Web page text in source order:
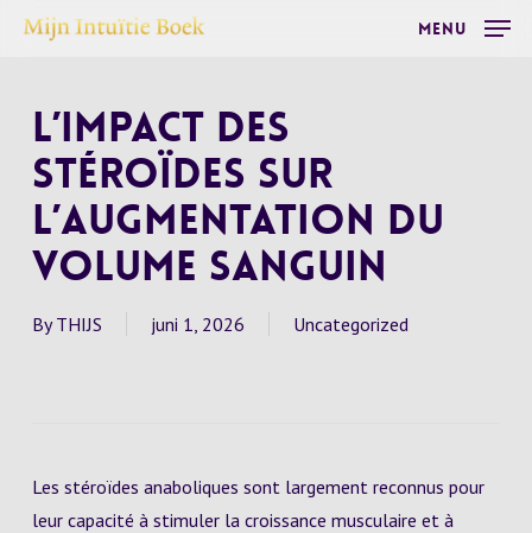
Skip
content
Menu
L’impact des
stéroïdes sur
l’augmentation du
volume sanguin
By THIJS juni 1, 2026 Uncategorized
Les stéroïdes anaboliques sont largement reconnus pour
leur capacité à stimuler la croissance musculaire et à